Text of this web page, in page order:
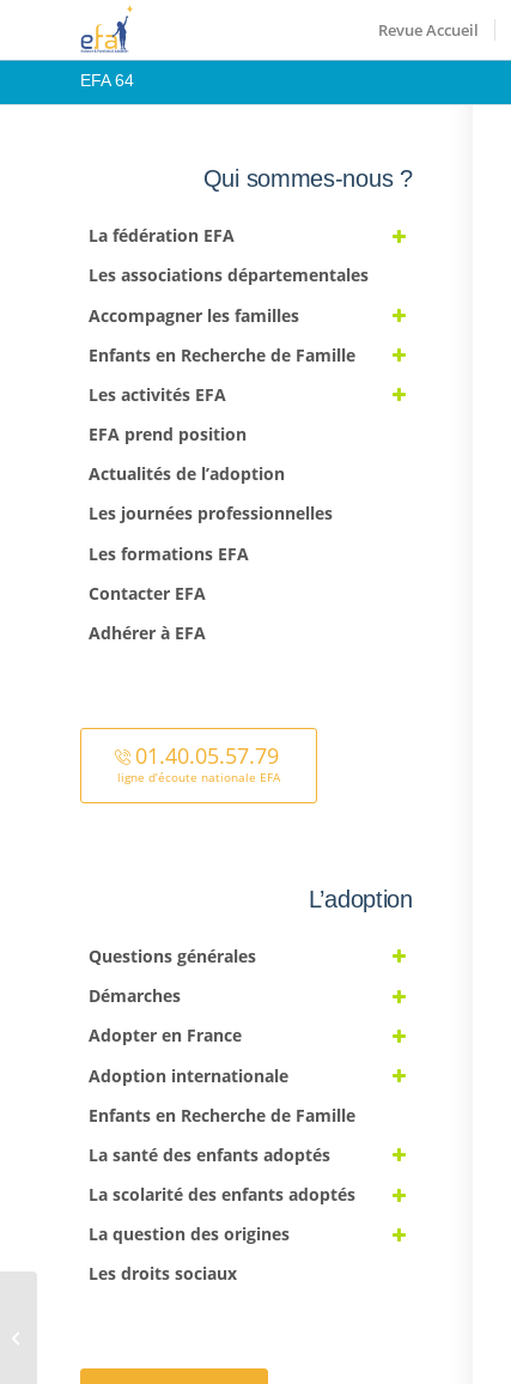
Revue Accueil
EFA 64
Qui sommes-nous ?
La fédération EFA
Les associations départementales
Accompagner les familles
Enfants en Recherche de Famille
Les activités EFA
EFA prend position
Actualités de l’adoption
Les journées professionnelles
Les formations EFA
Contacter EFA
Adhérer à EFA
01.40.05.57.79
ligne d’écoute nationale EFA
L’adoption
Questions générales
Démarches
Adopter en France
Adoption internationale
Enfants en Recherche de Famille
La santé des enfants adoptés
La scolarité des enfants adoptés
La question des origines
Les droits sociaux